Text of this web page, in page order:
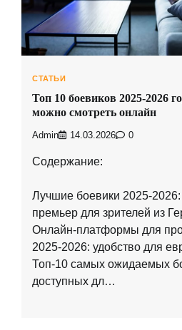
СТАТЬИ
Топ 10 боевиков 2025-2026
можно смотреть онлайн
Admin 14.03.2026 0
Содержание:
Лучшие боевики 2025-
премьер для зрителей из
Онлайн-платформы для
2025-2026: удобство для
Топ-10 самых ожидаемых
доступных дл…